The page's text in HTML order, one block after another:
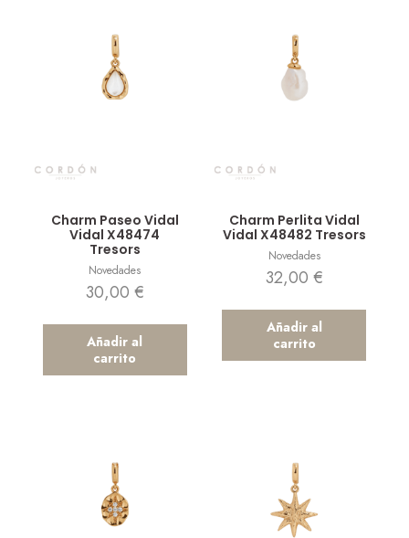
Charm Paseo Vidal
Vidal X48474
Tresors
Novedades
30,00 €
Añadir al
carrito
Charm Perlita Vidal
Vidal X48482 Tresors
Novedades
32,00 €
Añadir al
carrito